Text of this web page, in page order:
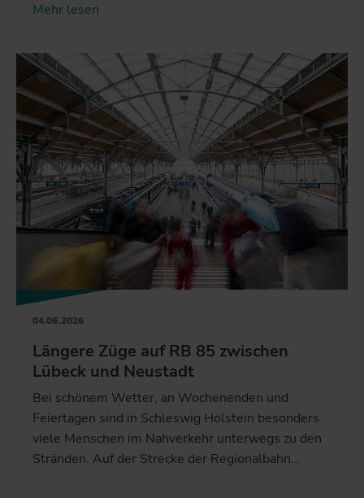
Mehr lesen
04.06.2026
Längere Züge auf RB 85 zwischen
Lübeck und Neustadt
Bei schönem Wetter, an Wochenenden und
Feiertagen sind in Schleswig Holstein besonders
viele Menschen im Nahverkehr unterwegs zu den
Stränden. Auf der Strecke der Regionalbahn...